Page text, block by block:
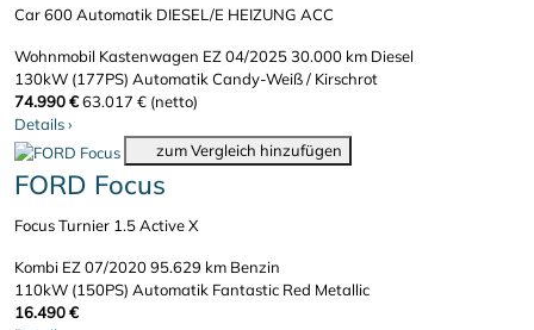
Car 600 Automatik DIESEL/E HEIZUNG ACC
Wohnmobil Kastenwagen EZ 04/202530.000 km Diesel
130kW (177PS) AutomatikCandy-Weiß / Kirschrot
74.990 €63.017 € (netto)
Details›
zum Vergleich hinzufügen
FORD Focus
Focus Turnier 1.5 Active X
Kombi EZ 07/202095.629 km Benzin
110kW (150PS) Automatik Fantastic Red Metallic
16.490 €